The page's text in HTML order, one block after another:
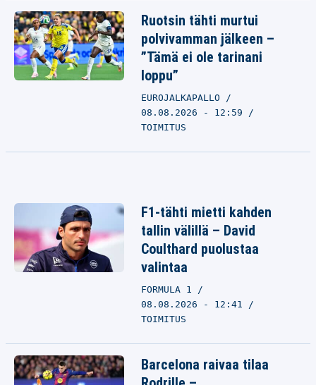
Ruotsin tähti murtui
polvivamman jälkeen –
”Tämä ei ole tarinani
loppu”
EUROJALKAPALLO
08.08.2026 - 12:59
TOIMITUS
F1-tähti mietti kahden
tallin välillä – David
Coulthard puolustaa
valintaa
FORMULA 1
08.08.2026 - 12:41
TOIMITUS
Barcelona raivaa tilaa